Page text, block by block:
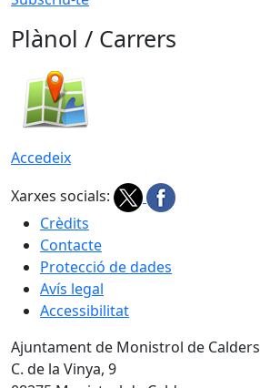
Plànol / Carrers
Accedeix
Xarxes socials:
Crèdits
Contacte
Protecció de dades
Avís legal
Accessibilitat
Ajuntament de Monistrol de Calders
C. de la Vinya, 9